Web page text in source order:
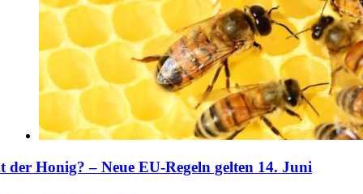
der Honig? – Neue EU-Regeln gelten 14. Juni